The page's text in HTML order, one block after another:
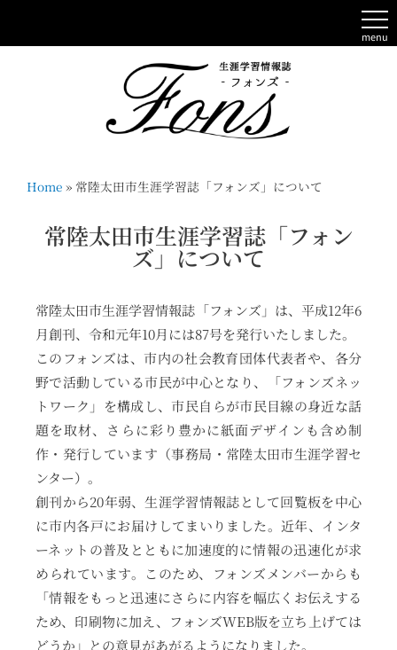
menu
Home » 常陸太田市生涯学習誌「フォンズ」について
常陸太田市生涯学習誌「フォン
ズ」について
常陸太田市生涯学習情報誌「フォンズ」は、平成12年6
月創刊、令和元年10月には87号を発行いたしました。
このフォンズは、市内の社会教育団体代表者や、各分
野で活動している市民が中心となり、「フォンズネッ
トワーク」を構成し、市民自らが市民目線の身近な話
題を取材、さらに彩り豊かに紙面デザインも含め制
作・発行しています（事務局・常陸太田市生涯学習セ
ンター）。
創刊から20年弱、生涯学習情報誌として回覧板を中心
に市内各戸にお届けしてまいりました。近年、インタ
ーネットの普及とともに加速度的に情報の迅速化が求
められています。このため、フォンズメンバーからも
「情報をもっと迅速にさらに内容を幅広くお伝えする
ため、印刷物に加え、フォンズWEB版を立ち上げては
どうか」との意見があがるようになりました。